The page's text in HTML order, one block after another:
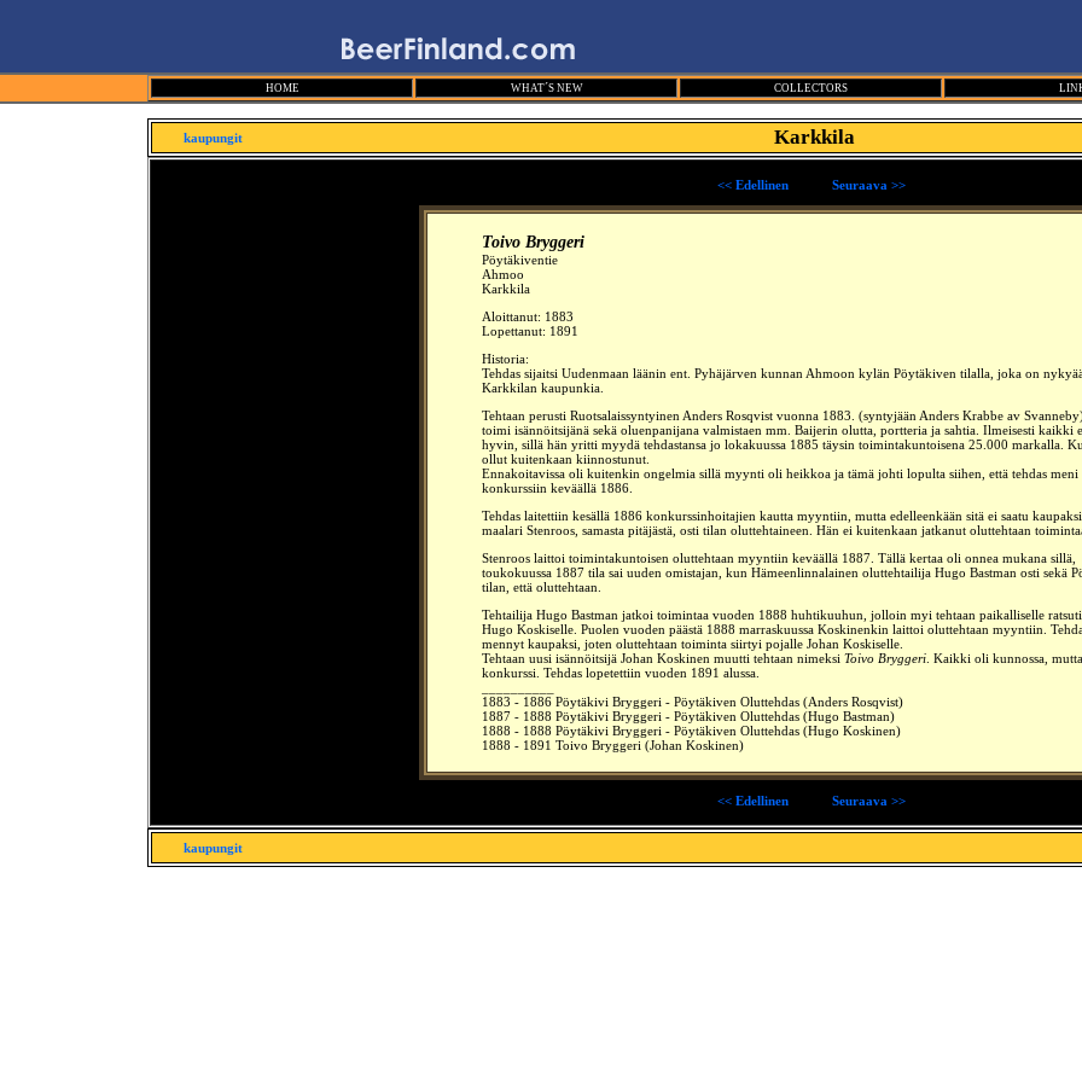
HOME WHAT´S NEW COLLECTORS
kaupungit Karkkila
<< Edellinen Seuraava >>
Toivo Bryggeri
Pöytäkiventie
Ahmoo
Karkkila
Aloittanut: 1883
Lopettanut: 1891
Historia:
Tehdas sijaitsi Uudenmaan läänin ent. Pyhäjärven kunnan Ahmoon kylän Pöytäkiven tilalla, joka on
Karkkilan kaupunkia.
Tehtaan perusti Ruotsalaissyntyinen Anders Rosqvist vuonna 1883. (syntyjään Anders Krabbe av
toimi isännöitsijänä sekä oluenpanijana valmistaen mm. Baijerin olutta, portteria ja sahtia. Ilmeisesti kaikki
hyvin, sillä hän yritti myydä tehdastansa jo lokakuussa 1885 täysin toimintakuntoisena 25.000 markalla.
ollut kuitenkaan kiinnostunut.
Ennakoitavissa oli kuitenkin ongelmia sillä myynti oli heikkoa ja tämä johti lopulta siihen, että tehdas meni
konkurssiin keväällä 1886.
Tehdas laitettiin kesällä 1886 konkurssinhoitajien kautta myyntiin, mutta edelleenkään sitä ei saatu
maalari Stenroos, samasta pitäjästä, osti tilan oluttehtaineen. Hän ei kuitenkaan jatkanut oluttehtaan
Stenroos laittoi toimintakuntoisen oluttehtaan myyntiin keväällä 1887. Tällä kertaa oli onnea mukana sillä,
toukokuussa 1887 tila sai uuden omistajan, kun Hämeenlinnalainen oluttehtailija Hugo Bastman osti sekä
tilan, että oluttehtaan.
Tehtailija Hugo Bastman jatkoi toimintaa vuoden 1888 huhtikuuhun, jolloin myi tehtaan paikalliselle
Hugo Koskiselle. Puolen vuoden päästä 1888 marraskuussa Koskinenkin laittoi oluttehtaan myyntiin.
mennyt kaupaksi, joten oluttehtaan toiminta siirtyi pojalle Johan Koskiselle.
Tehtaan uusi isännöitsijä Johan Koskinen muutti tehtaan nimeksi Toivo Bryggeri . Kaikki oli kunnossa,
konkurssi. Tehdas lopetettiin vuoden 1891 alussa.
1883 - 1886 Pöytäkivi Bryggeri - Pöytäkiven Oluttehdas (Anders Rosqvist)
1887 - 1888 Pöytäkivi Bryggeri - Pöytäkiven Oluttehdas (Hugo Bastman)
1888 - 1888 Pöytäkivi Bryggeri - Pöytäkiven Oluttehdas (Hugo Koskinen)
1888 - 1891 Toivo Bryggeri (Johan Koskinen)
<< Edellinen Seuraava >>
kaupungit